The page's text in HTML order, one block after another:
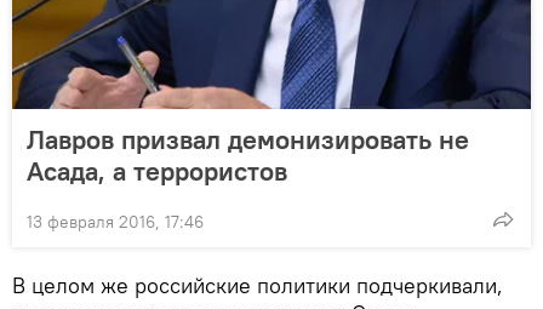
Лавров призвал демонизировать не
Асада, а террористов
13 февраля 2016, 17:46
В целом же российские политики подчеркивали,